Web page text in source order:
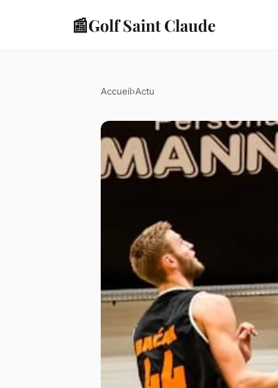
📰Golf Saint Claude
Accueil›Actu